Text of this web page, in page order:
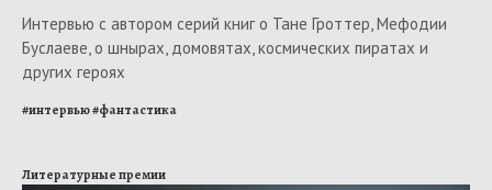
Интервью с автором серий книг о Тане Гроттер, Мефодии
Буслаеве, о шнырах, домовятах, космических пиратах и
других героях
#интервью#фантастика
Литературные премии